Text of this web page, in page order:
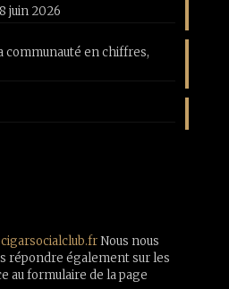
juin 2026
communauté en chiffres,
Nous nous
répondre également sur les
au formulaire de la page